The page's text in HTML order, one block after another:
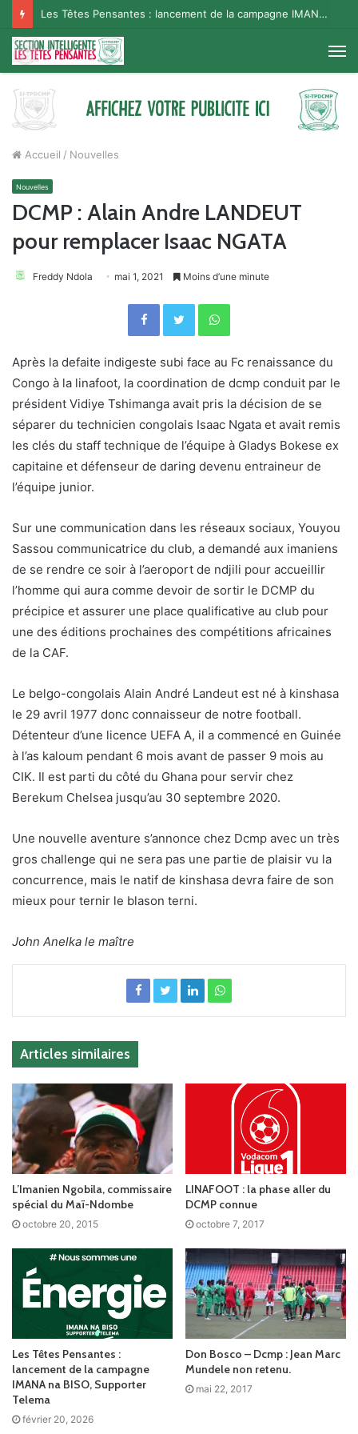
Les Têtes Pensantes : lancement de la campagne IMANA na BISO, Supporter Telema
Accueil / Nouvelles
Nouvelles
DCMP : Alain Andre LANDEUT
pour remplacer Isaac NGATA
Freddy Ndola mai 1, 2021 Moins d’une minute
FacebookTwitterWhatsApp
Après la defaite indigeste subi face au Fc renaissance du
Congo à la linafoot, la coordination de dcmp conduit par le
président Vidiye Tshimanga avait pris la décision de se
séparer du technicien congolais Isaac Ngata et avait remis
les clés du staff technique de l’équipe à Gladys Bokese ex
capitaine et défenseur de daring devenu entraineur de
l’équipe junior.
Sur une communication dans les réseaux sociaux, Youyou
Sassou communicatrice du club, a demandé aux imaniens
de se rendre ce soir à l’aeroport de ndjili pour accueillir
l’homme qui aura comme devoir de sortir le DCMP du
précipice et assurer une place qualificative au club pour
une des éditions prochaines des compétitions africaines
de la CAF.
Le belgo-congolais Alain André Landeut est né à kinshasa
le 29 avril 1977 donc connaisseur de notre football.
Détenteur d’une licence UEFA A, il a commencé en Guinée
à l’as kaloum pendant 6 mois avant de passer 9 mois au
CIK. Il est parti du côté du Ghana pour servir chez
Berekum Chelsea jusqu’au 30 septembre 2020.
Une nouvelle aventure s’annonce chez Dcmp avec un très
gros challenge qui ne sera pas une partie de plaisir vu la
concurrence, mais le natif de kinshasa devra faire de son
mieux pour ternir le blason terni.
John Anelka le maître
Articles similaires
L’Imanien Ngobila, commissaire
spécial du Maï-Ndombe
octobre 20, 2015
LINAFOOT : la phase aller du
DCMP connue
octobre 7, 2017
Les Têtes Pensantes :
lancement de la campagne
IMANA na BISO, Supporter
Telema
février 20, 2026
Don Bosco – Dcmp : Jean Marc
Mundele non retenu.
mai 22, 2017